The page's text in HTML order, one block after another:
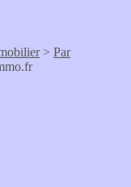
> Par